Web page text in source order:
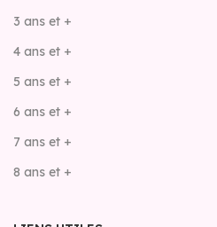
3 ans et +
4 ans et +
5 ans et +
6 ans et +
7 ans et +
8 ans et +